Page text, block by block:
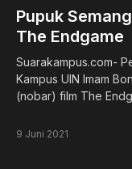
Pupuk
The Endgame
Suarakampus.com-
Kampus UIN Imam
(nobar) film The
9 Juni 2021